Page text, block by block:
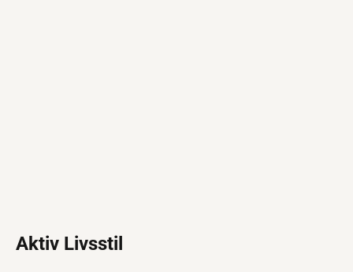
Aktiv Livsstil